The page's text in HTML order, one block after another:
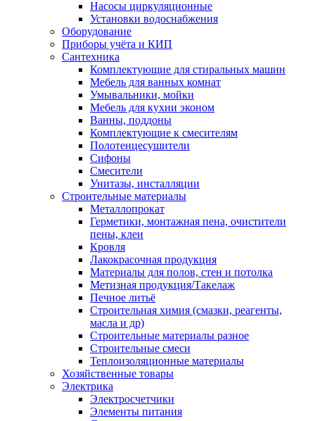
Насосы циркуляционные
Установки водоснабжения
Оборудование
Приборы учёта и КИП
Сантехника
Комплектующие для стиральных машин
Мебель для ванных комнат
Умывальники, мойки
Мебель для кухни эконом
Ванны, поддоны
Комплектующие к смесителям
Полотенцесушители
Сифоны
Смесители
Унитазы, инсталляции
Строительные материалы
Металлопрокат
Герметики, монтажная пена, очистители
пены, клеи
Кровля
Лакокрасочная продукция
Материалы для полов, стен и потолка
Метизная продукция/Такелаж
Печное литьё
Строительная химия (смазки, реагенты,
масла и др)
Строительные материалы разное
Строительные смеси
Теплоизоляционные материалы
Хозяйственные товары
Электрика
Электросчетчики
Элементы питания